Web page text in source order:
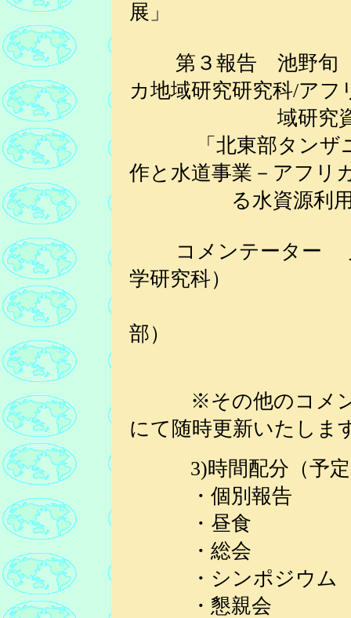
展」
第３報告 池野旬（
カ地域研究研究科/アフ
域研究
「北東部タンザニ
作と水道事業－アフリ
る水資源利用と
コメンテーター 児
学研究科）
部）
※その他のコメン
にて随時更新いたしま
3)時間配分（予定
・個別報告 10
・昼食 12：
・総会 13：
・シンポジウム
・懇親会